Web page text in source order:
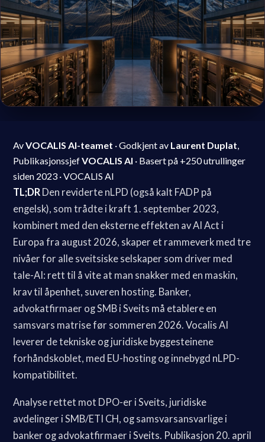
AvVOCALIS AI-teamet · Godkjent av Laurent Duplat,
PublikasjonssjefVOCALIS AI · Basert på +250 utrullinger
siden 2023 · VOCALIS AI
TL;DR Den reviderte nLPD (også kalt FADP på
engelsk), som trådte i kraft 1. september 2023,
kombinert med den eksterne effekten av AI Act i
Europa fra august 2026, skaper et rammeverk med tre
nivåer for alle sveitsiske selskaper som driver med
tale-AI: rett til å vite at man snakker med en maskin,
krav til åpenhet, suveren hosting. Banker,
advokatfirmaer og SMB i Sveits må etablere en
samsvars matrise før sommeren 2026. Vocalis AI
leverer de tekniske og juridiske byggesteinene
forhåndskoblet, med EU-hosting og innebygd nLPD-
kompatibilitet.
Analyse rettet mot DPO-er i Sveits, juridiske
avdelinger i SMB/ETI CH, og samsvarsansvarlige i
banker og advokatfirmaer i Sveits. Publikasjon 20. april